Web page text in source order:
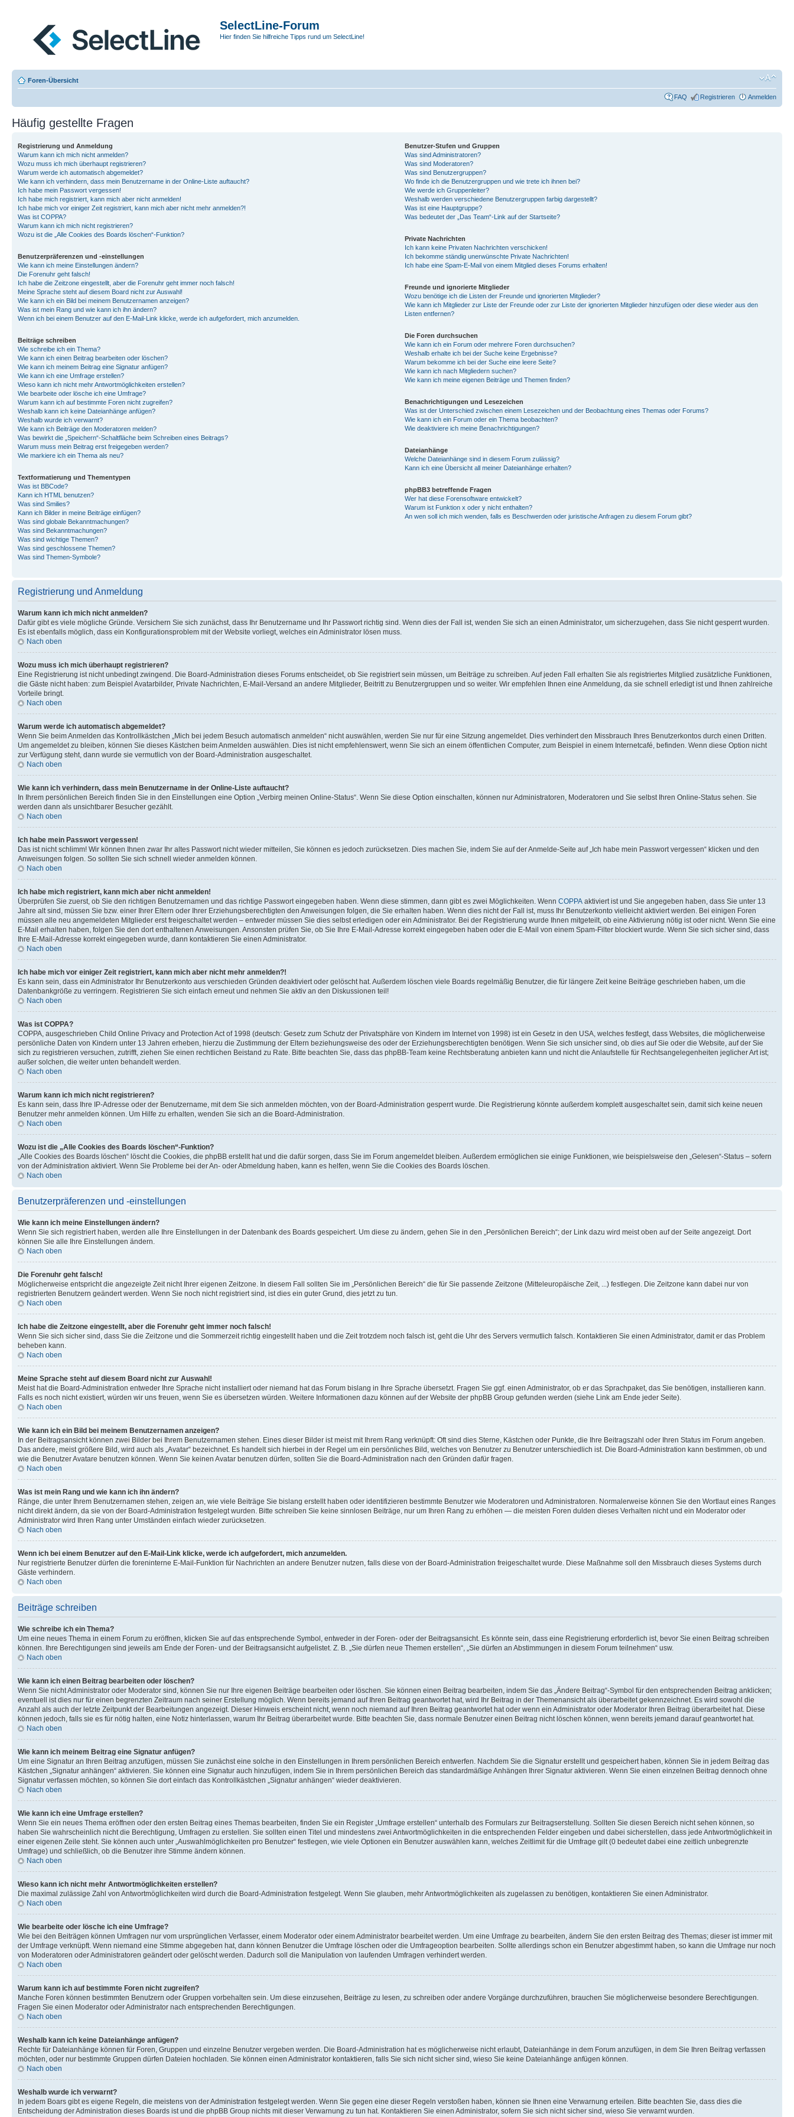
SelectLine-Forum
Hier finden Sie hilfreiche Tipps rund um SelectLine!
Foren-Übersicht
FAQ Registrieren Anmelden
Häufig gestellte Fragen
Registrierung und Anmeldung
Warum kann ich mich nicht anmelden?
Wozu muss ich mich überhaupt registrieren?
Warum werde ich automatisch abgemeldet?
Wie kann ich verhindern, dass mein Benutzername in der Online-Liste auftaucht?
Ich habe mein Passwort vergessen!
Ich habe mich registriert, kann mich aber nicht anmelden!
Ich habe mich vor einiger Zeit registriert, kann mich aber nicht mehr anmelden?!
Was ist COPPA?
Warum kann ich mich nicht registrieren?
Wozu ist die „Alle Cookies des Boards löschen“-Funktion?
Benutzerpräferenzen und -einstellungen
Wie kann ich meine Einstellungen ändern?
Die Forenuhr geht falsch!
Ich habe die Zeitzone eingestellt, aber die Forenuhr geht immer noch falsch!
Meine Sprache steht auf diesem Board nicht zur Auswahl!
Wie kann ich ein Bild bei meinem Benutzernamen anzeigen?
Was ist mein Rang und wie kann ich ihn ändern?
Wenn ich bei einem Benutzer auf den E-Mail-Link klicke, werde ich aufgefordert, mich anzumelden.
Beiträge schreiben
Wie schreibe ich ein Thema?
Wie kann ich einen Beitrag bearbeiten oder löschen?
Wie kann ich meinem Beitrag eine Signatur anfügen?
Wie kann ich eine Umfrage erstellen?
Wieso kann ich nicht mehr Antwortmöglichkeiten erstellen?
Wie bearbeite oder lösche ich eine Umfrage?
Warum kann ich auf bestimmte Foren nicht zugreifen?
Weshalb kann ich keine Dateianhänge anfügen?
Weshalb wurde ich verwarnt?
Wie kann ich Beiträge den Moderatoren melden?
Was bewirkt die „Speichern“-Schaltfläche beim Schreiben eines Beitrags?
Warum muss mein Beitrag erst freigegeben werden?
Wie markiere ich ein Thema als neu?
Textformatierung und Thementypen
Was ist BBCode?
Kann ich HTML benutzen?
Was sind Smilies?
Kann ich Bilder in meine Beiträge einfügen?
Was sind globale Bekanntmachungen?
Was sind Bekanntmachungen?
Was sind wichtige Themen?
Was sind geschlossene Themen?
Was sind Themen-Symbole?
Benutzer-Stufen und Gruppen
Was sind Administratoren?
Was sind Moderatoren?
Was sind Benutzergruppen?
Wo finde ich die Benutzergruppen und wie trete ich ihnen bei?
Wie werde ich Gruppenleiter?
Weshalb werden verschiedene Benutzergruppen farbig dargestellt?
Was ist eine Hauptgruppe?
Was bedeutet der „Das Team“-Link auf der Startseite?
Private Nachrichten
Ich kann keine Privaten Nachrichten verschicken!
Ich bekomme ständig unerwünschte Private Nachrichten!
Ich habe eine Spam-E-Mail von einem Mitglied dieses Forums erhalten!
Freunde und ignorierte Mitglieder
Wozu benötige ich die Listen der Freunde und ignorierten Mitglieder?
Wie kann ich Mitglieder zur Liste der Freunde oder zur Liste der ignorierten Mitglieder hinzufügen oder diese wieder aus den
Listen entfernen?
Die Foren durchsuchen
Wie kann ich ein Forum oder mehrere Foren durchsuchen?
Weshalb erhalte ich bei der Suche keine Ergebnisse?
Warum bekomme ich bei der Suche eine leere Seite?
Wie kann ich nach Mitgliedern suchen?
Wie kann ich meine eigenen Beiträge und Themen finden?
Benachrichtigungen und Lesezeichen
Was ist der Unterschied zwischen einem Lesezeichen und der Beobachtung eines Themas oder Forums?
Wie kann ich ein Forum oder ein Thema beobachten?
Wie deaktiviere ich meine Benachrichtigungen?
Dateianhänge
Welche Dateianhänge sind in diesem Forum zulässig?
Kann ich eine Übersicht all meiner Dateianhänge erhalten?
phpBB3 betreffende Fragen
Wer hat diese Forensoftware entwickelt?
Warum ist Funktion x oder y nicht enthalten?
An wen soll ich mich wenden, falls es Beschwerden oder juristische Anfragen zu diesem Forum gibt?
Registrierung und Anmeldung
Warum kann ich mich nicht anmelden?
Dafür gibt es viele mögliche Gründe. Versichern Sie sich zunächst, dass Ihr Benutzername und Ihr Passwort richtig sind. Wenn dies der Fall ist, wenden Sie sich an einen Administrator, um sicherzugehen, dass Sie nicht gesperrt wurden.
Es ist ebenfalls möglich, dass ein Konfigurationsproblem mit der Website vorliegt, welches ein Administrator lösen muss.
Nach oben
Wozu muss ich mich überhaupt registrieren?
Eine Registrierung ist nicht unbedingt zwingend. Die Board-Administration dieses Forums entscheidet, ob Sie registriert sein müssen, um Beiträge zu schreiben. Auf jeden Fall erhalten Sie als registriertes Mitglied zusätzliche Funktionen,
die Gäste nicht haben: zum Beispiel Avatarbilder, Private Nachrichten, E-Mail-Versand an andere Mitglieder, Beitritt zu Benutzergruppen und so weiter. Wir empfehlen Ihnen eine Anmeldung, da sie schnell erledigt ist und Ihnen zahlreiche
Vorteile bringt.
Nach oben
Warum werde ich automatisch abgemeldet?
Wenn Sie beim Anmelden das Kontrollkästchen „Mich bei jedem Besuch automatisch anmelden“ nicht auswählen, werden Sie nur für eine Sitzung angemeldet. Dies verhindert den Missbrauch Ihres Benutzerkontos durch einen Dritten.
Um angemeldet zu bleiben, können Sie dieses Kästchen beim Anmelden auswählen. Dies ist nicht empfehlenswert, wenn Sie sich an einem öffentlichen Computer, zum Beispiel in einem Internetcafé, befinden. Wenn diese Option nicht
zur Verfügung steht, dann wurde sie vermutlich von der Board-Administration ausgeschaltet.
Nach oben
Wie kann ich verhindern, dass mein Benutzername in der Online-Liste auftaucht?
In Ihrem persönlichen Bereich finden Sie in den Einstellungen eine Option „Verbirg meinen Online-Status“. Wenn Sie diese Option einschalten, können nur Administratoren, Moderatoren und Sie selbst Ihren Online-Status sehen. Sie
werden dann als unsichtbarer Besucher gezählt.
Nach oben
Ich habe mein Passwort vergessen!
Das ist nicht schlimm! Wir können Ihnen zwar Ihr altes Passwort nicht wieder mitteilen, Sie können es jedoch zurücksetzen. Dies machen Sie, indem Sie auf der Anmelde-Seite auf „Ich habe mein Passwort vergessen“ klicken und den
Anweisungen folgen. So sollten Sie sich schnell wieder anmelden können.
Nach oben
Ich habe mich registriert, kann mich aber nicht anmelden!
Überprüfen Sie zuerst, ob Sie den richtigen Benutzernamen und das richtige Passwort eingegeben haben. Wenn diese stimmen, dann gibt es zwei Möglichkeiten. Wenn COPPA aktiviert ist und Sie angegeben haben, dass Sie unter 13
Jahre alt sind, müssen Sie bzw. einer Ihrer Eltern oder Ihrer Erziehungsberechtigten den Anweisungen folgen, die Sie erhalten haben. Wenn dies nicht der Fall ist, muss Ihr Benutzerkonto vielleicht aktiviert werden. Bei einigen Foren
müssen alle neu angemeldeten Mitglieder erst freigeschaltet werden – entweder müssen Sie dies selbst erledigen oder ein Administrator. Bei der Registrierung wurde Ihnen mitgeteilt, ob eine Aktivierung nötig ist oder nicht. Wenn Sie eine
E-Mail erhalten haben, folgen Sie den dort enthaltenen Anweisungen. Ansonsten prüfen Sie, ob Sie Ihre E-Mail-Adresse korrekt eingegeben haben oder die E-Mail von einem Spam-Filter blockiert wurde. Wenn Sie sich sicher sind, dass
Ihre E-Mail-Adresse korrekt eingegeben wurde, dann kontaktieren Sie einen Administrator.
Nach oben
Ich habe mich vor einiger Zeit registriert, kann mich aber nicht mehr anmelden?!
Es kann sein, dass ein Administrator Ihr Benutzerkonto aus verschieden Gründen deaktiviert oder gelöscht hat. Außerdem löschen viele Boards regelmäßig Benutzer, die für längere Zeit keine Beiträge geschrieben haben, um die
Datenbankgröße zu verringern. Registrieren Sie sich einfach erneut und nehmen Sie aktiv an den Diskussionen teil!
Nach oben
Was ist COPPA?
COPPA, ausgeschrieben Child Online Privacy and Protection Act of 1998 (deutsch: Gesetz zum Schutz der Privatsphäre von Kindern im Internet von 1998) ist ein Gesetz in den USA, welches festlegt, dass Websites, die möglicherweise
persönliche Daten von Kindern unter 13 Jahren erheben, hierzu die Zustimmung der Eltern beziehungsweise des oder der Erziehungsberechtigten benötigen. Wenn Sie sich unsicher sind, ob dies auf Sie oder die Website, auf der Sie
sich zu registrieren versuchen, zutrifft, ziehen Sie einen rechtlichen Beistand zu Rate. Bitte beachten Sie, dass das phpBB-Team keine Rechtsberatung anbieten kann und nicht die Anlaufstelle für Rechtsangelegenheiten jeglicher Art ist;
außer solchen, die weiter unten behandelt werden.
Nach oben
Warum kann ich mich nicht registrieren?
Es kann sein, dass Ihre IP-Adresse oder der Benutzername, mit dem Sie sich anmelden möchten, von der Board-Administration gesperrt wurde. Die Registrierung könnte außerdem komplett ausgeschaltet sein, damit sich keine neuen
Benutzer mehr anmelden können. Um Hilfe zu erhalten, wenden Sie sich an die Board-Administration.
Nach oben
Wozu ist die „Alle Cookies des Boards löschen“-Funktion?
„Alle Cookies des Boards löschen“ löscht die Cookies, die phpBB erstellt hat und die dafür sorgen, dass Sie im Forum angemeldet bleiben. Außerdem ermöglichen sie einige Funktionen, wie beispielsweise den „Gelesen“-Status – sofern
von der Administration aktiviert. Wenn Sie Probleme bei der An- oder Abmeldung haben, kann es helfen, wenn Sie die Cookies des Boards löschen.
Nach oben
Benutzerpräferenzen und -einstellungen
Wie kann ich meine Einstellungen ändern?
Wenn Sie sich registriert haben, werden alle Ihre Einstellungen in der Datenbank des Boards gespeichert. Um diese zu ändern, gehen Sie in den „Persönlichen Bereich“; der Link dazu wird meist oben auf der Seite angezeigt. Dort
können Sie alle Ihre Einstellungen ändern.
Nach oben
Die Forenuhr geht falsch!
Möglicherweise entspricht die angezeigte Zeit nicht Ihrer eigenen Zeitzone. In diesem Fall sollten Sie im „Persönlichen Bereich“ die für Sie passende Zeitzone (Mitteleuropäische Zeit, ...) festlegen. Die Zeitzone kann dabei nur von
registrierten Benutzern geändert werden. Wenn Sie noch nicht registriert sind, ist dies ein guter Grund, dies jetzt zu tun.
Nach oben
Ich habe die Zeitzone eingestellt, aber die Forenuhr geht immer noch falsch!
Wenn Sie sich sicher sind, dass Sie die Zeitzone und die Sommerzeit richtig eingestellt haben und die Zeit trotzdem noch falsch ist, geht die Uhr des Servers vermutlich falsch. Kontaktieren Sie einen Administrator, damit er das Problem
beheben kann.
Nach oben
Meine Sprache steht auf diesem Board nicht zur Auswahl!
Meist hat die Board-Administration entweder Ihre Sprache nicht installiert oder niemand hat das Forum bislang in Ihre Sprache übersetzt. Fragen Sie ggf. einen Administrator, ob er das Sprachpaket, das Sie benötigen, installieren kann.
Falls es noch nicht existiert, würden wir uns freuen, wenn Sie es übersetzen würden. Weitere Informationen dazu können auf der Website der phpBB Group gefunden werden (siehe Link am Ende jeder Seite).
Nach oben
Wie kann ich ein Bild bei meinem Benutzernamen anzeigen?
In der Beitragsansicht können zwei Bilder bei Ihrem Benutzernamen stehen. Eines dieser Bilder ist meist mit Ihrem Rang verknüpft: Oft sind dies Sterne, Kästchen oder Punkte, die Ihre Beitragszahl oder Ihren Status im Forum angeben.
Das andere, meist größere Bild, wird auch als „Avatar“ bezeichnet. Es handelt sich hierbei in der Regel um ein persönliches Bild, welches von Benutzer zu Benutzer unterschiedlich ist. Die Board-Administration kann bestimmen, ob und
wie die Benutzer Avatare benutzen können. Wenn Sie keinen Avatar benutzen dürfen, sollten Sie die Board-Administration nach den Gründen dafür fragen.
Nach oben
Was ist mein Rang und wie kann ich ihn ändern?
Ränge, die unter Ihrem Benutzernamen stehen, zeigen an, wie viele Beiträge Sie bislang erstellt haben oder identifizieren bestimmte Benutzer wie Moderatoren und Administratoren. Normalerweise können Sie den Wortlaut eines Ranges
nicht direkt ändern, da sie von der Board-Administration festgelegt wurden. Bitte schreiben Sie keine sinnlosen Beiträge, nur um Ihren Rang zu erhöhen — die meisten Foren dulden dieses Verhalten nicht und ein Moderator oder
Administrator wird Ihren Rang unter Umständen einfach wieder zurücksetzen.
Nach oben
Wenn ich bei einem Benutzer auf den E-Mail-Link klicke, werde ich aufgefordert, mich anzumelden.
Nur registrierte Benutzer dürfen die foreninterne E-Mail-Funktion für Nachrichten an andere Benutzer nutzen, falls diese von der Board-Administration freigeschaltet wurde. Diese Maßnahme soll den Missbrauch dieses Systems durch
Gäste verhindern.
Nach oben
Beiträge schreiben
Wie schreibe ich ein Thema?
Um eine neues Thema in einem Forum zu eröffnen, klicken Sie auf das entsprechende Symbol, entweder in der Foren- oder der Beitragsansicht. Es könnte sein, dass eine Registrierung erforderlich ist, bevor Sie einen Beitrag schreiben
können. Ihre Berechtigungen sind jeweils am Ende der Foren- und der Beitragsansicht aufgelistet. Z. B. „Sie dürfen neue Themen erstellen“, „Sie dürfen an Abstimmungen in diesem Forum teilnehmen“ usw.
Nach oben
Wie kann ich einen Beitrag bearbeiten oder löschen?
Wenn Sie nicht Administrator oder Moderator sind, können Sie nur Ihre eigenen Beiträge bearbeiten oder löschen. Sie können einen Beitrag bearbeiten, indem Sie das „Ändere Beitrag“-Symbol für den entsprechenden Beitrag anklicken;
eventuell ist dies nur für einen begrenzten Zeitraum nach seiner Erstellung möglich. Wenn bereits jemand auf Ihren Beitrag geantwortet hat, wird Ihr Beitrag in der Themenansicht als überarbeitet gekennzeichnet. Es wird sowohl die
Anzahl als auch der letzte Zeitpunkt der Bearbeitungen angezeigt. Dieser Hinweis erscheint nicht, wenn noch niemand auf Ihren Beitrag geantwortet hat oder wenn ein Administrator oder Moderator Ihren Beitrag überarbeitet hat. Diese
können jedoch, falls sie es für nötig halten, eine Notiz hinterlassen, warum Ihr Beitrag überarbeitet wurde. Bitte beachten Sie, dass normale Benutzer einen Beitrag nicht löschen können, wenn bereits jemand darauf geantwortet hat.
Nach oben
Wie kann ich meinem Beitrag eine Signatur anfügen?
Um eine Signatur an Ihren Beitrag anzufügen, müssen Sie zunächst eine solche in den Einstellungen in Ihrem persönlichen Bereich entwerfen. Nachdem Sie die Signatur erstellt und gespeichert haben, können Sie in jedem Beitrag das
Kästchen „Signatur anhängen“ aktivieren. Sie können eine Signatur auch hinzufügen, indem Sie in Ihrem persönlichen Bereich das standardmäßige Anhängen Ihrer Signatur aktivieren. Wenn Sie einen einzelnen Beitrag dennoch ohne
Signatur verfassen möchten, so können Sie dort einfach das Kontrollkästchen „Signatur anhängen“ wieder deaktivieren.
Nach oben
Wie kann ich eine Umfrage erstellen?
Wenn Sie ein neues Thema eröffnen oder den ersten Beitrag eines Themas bearbeiten, finden Sie ein Register „Umfrage erstellen“ unterhalb des Formulars zur Beitragserstellung. Sollten Sie diesen Bereich nicht sehen können, so
haben Sie wahrscheinlich nicht die Berechtigung, Umfragen zu erstellen. Sie sollten einen Titel und mindestens zwei Antwortmöglichkeiten in die entsprechenden Felder eingeben und dabei sicherstellen, dass jede Antwortmöglichkeit in
einer eigenen Zeile steht. Sie können auch unter „Auswahlmöglichkeiten pro Benutzer“ festlegen, wie viele Optionen ein Benutzer auswählen kann, welches Zeitlimit für die Umfrage gilt (0 bedeutet dabei eine zeitlich unbegrenzte
Umfrage) und schließlich, ob die Benutzer ihre Stimme ändern können.
Nach oben
Wieso kann ich nicht mehr Antwortmöglichkeiten erstellen?
Die maximal zulässige Zahl von Antwortmöglichkeiten wird durch die Board-Administration festgelegt. Wenn Sie glauben, mehr Antwortmöglichkeiten als zugelassen zu benötigen, kontaktieren Sie einen Administrator.
Nach oben
Wie bearbeite oder lösche ich eine Umfrage?
Wie bei den Beiträgen können Umfragen nur vom ursprünglichen Verfasser, einem Moderator oder einem Administrator bearbeitet werden. Um eine Umfrage zu bearbeiten, ändern Sie den ersten Beitrag des Themas; dieser ist immer mit
der Umfrage verknüpft. Wenn niemand eine Stimme abgegeben hat, dann können Benutzer die Umfrage löschen oder die Umfrageoption bearbeiten. Sollte allerdings schon ein Benutzer abgestimmt haben, so kann die Umfrage nur noch
von Moderatoren oder Administratoren geändert oder gelöscht werden. Dadurch soll die Manipulation von laufenden Umfragen verhindert werden.
Nach oben
Warum kann ich auf bestimmte Foren nicht zugreifen?
Manche Foren können bestimmten Benutzern oder Gruppen vorbehalten sein. Um diese einzusehen, Beiträge zu lesen, zu schreiben oder andere Vorgänge durchzuführen, brauchen Sie möglicherweise besondere Berechtigungen.
Fragen Sie einen Moderator oder Administrator nach entsprechenden Berechtigungen.
Nach oben
Weshalb kann ich keine Dateianhänge anfügen?
Rechte für Dateianhänge können für Foren, Gruppen und einzelne Benutzer vergeben werden. Die Board-Administration hat es möglicherweise nicht erlaubt, Dateianhänge in dem Forum anzufügen, in dem Sie Ihren Beitrag verfassen
möchten, oder nur bestimmte Gruppen dürfen Dateien hochladen. Sie können einen Administrator kontaktieren, falls Sie sich nicht sicher sind, wieso Sie keine Dateianhänge anfügen können.
Nach oben
Weshalb wurde ich verwarnt?
In jedem Boars gibt es eigene Regeln, die meistens von der Administration festgelegt werden. Wenn Sie gegen eine dieser Regeln verstoßen haben, können sie Ihnen eine Verwarnung erteilen. Bitte beachten Sie, dass dies die
Entscheidung der Administration dieses Boards ist und die phpBB Group nichts mit dieser Verwarnung zu tun hat. Kontaktieren Sie einen Administrator, sofern Sie sich nicht sicher sind, wieso Sie verwarnt wurden.